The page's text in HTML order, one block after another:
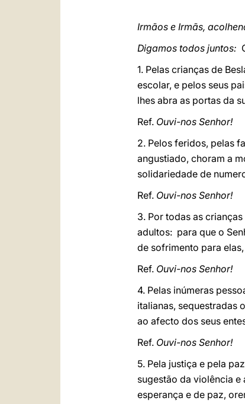
Irmãos e Irmãs,
Digamos todos juntos:
1. Pelas crianças de
escolar, e pelos seus
lhes abra as portas da
Ref. Ouvi-nos Senhor!
2. Pelos feridos, pelas
angustiado, choram a
solidariedade de
Ref. Ouvi-nos Senhor!
3. Por todas as
adultos: para que o
de sofrimento para
Ref. Ouvi-nos Senhor!
4. Pelas inúmeras
italianas, sequestradas
ao afecto dos seus
Ref. Ouvi-nos Senhor!
5. Pela justiça e pela
sugestão da violência
esperança e de paz,